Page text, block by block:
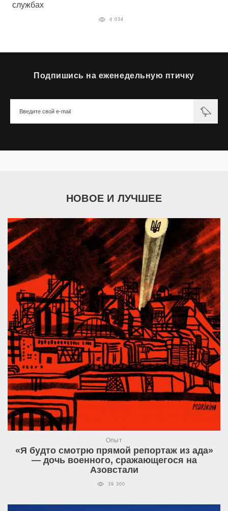
службах
4 034
Подпишись на еженедельную птичку
НОВОЕ И ЛУЧШЕЕ
Опыт
«Я будто смотрю прямой репортаж из ада»
— дочь военного, сражающегося на
Азовстали
39 300